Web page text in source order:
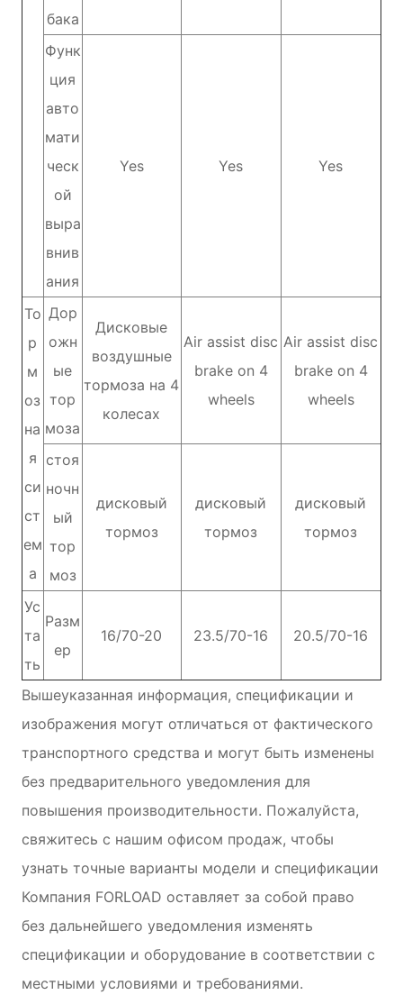
бака
Функ
ция
авто
мати
ческ
ой
выра
внив
ания
Yes Yes Yes
То
р
м
оз
на
я
си
ст
ем
а
Дор
ожн
ые
тор
моза
Дисковые
воздушные
тормоза на 4
колесах
Air assist disc
brake on 4
wheels
Air assist disc
brake on 4
wheels
стоя
ночн
ый
тор
моз
дисковый
тормоз
дисковый
тормоз
дисковый
тормоз
Ус
та
ть
Разм
ер
16/70-20 23.5/70-16 20.5/70-16
Вышеуказанная информация, спецификации и
изображения могут отличаться от фактического
транспортного средства и могут быть изменены
без предварительного уведомления для
повышения производительности. Пожалуйста,
свяжитесь с нашим офисом продаж, чтобы
узнать точные варианты модели и спецификации
Компания FORLOAD оставляет за собой право
без дальнейшего уведомления изменять
спецификации и оборудование в соответствии с
местными условиями и требованиями.